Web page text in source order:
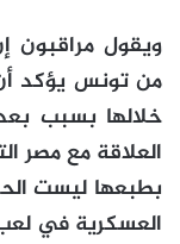
ويقول مراقبون
من تونس يؤكد
خلالها بسبب
العلاقة مع مصر
بطبعها ليست
العسكرية في لعب